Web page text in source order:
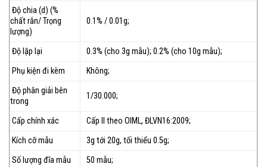
Độ chia (d) (%
chất rắn/ Trọng
lượng)
0.1% / 0.01g;
Độ lặp lại
0.3% (cho 3g mẫu); 0.2% (cho 10g mẫu);
Phụ kiện đi kèm
Không;
Độ phân giải bên
trong
1/30.000;
Cấp chính xác
Cấp II theo OIML, ĐLVN16:2009;
Kích cỡ mẫu
3g tới 20g, tối thiểu 0.5g;
Số lượng đĩa mẫu
50 mẫu;